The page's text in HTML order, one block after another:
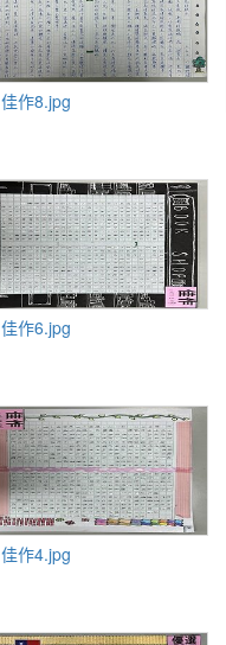
佳作8.jpg
佳作6.jpg
佳作4.jpg